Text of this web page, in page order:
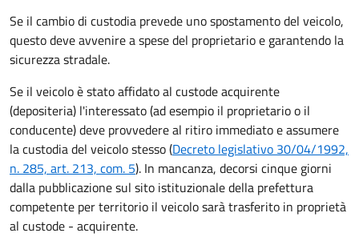
Se il cambio di custodia prevede uno spostamento del veicolo,
questo deve avvenire a spese del proprietario e garantendo la
sicurezza stradale.
Se il veicolo è stato affidato al custode acquirente
(depositeria) l'interessato (ad esempio il proprietario o il
conducente) deve provvedere al ritiro immediato e assumere
la custodia del veicolo stesso (Decreto legislativo 30/04/1992,
n. 285, art. 213, com. 5). In mancanza, decorsi cinque giorni
dalla pubblicazione sul sito istituzionale della prefettura
competente per territorio il veicolo sarà trasferito in proprietà
al custode - acquirente.